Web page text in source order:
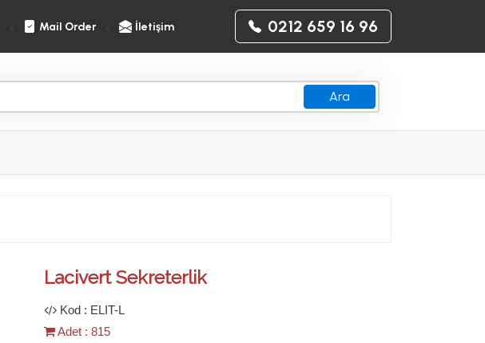
Mail Order İletişim 0212 659 16 96
Ara
Lacivert Sekreterlik
Kod : ELIT-L
Adet : 815